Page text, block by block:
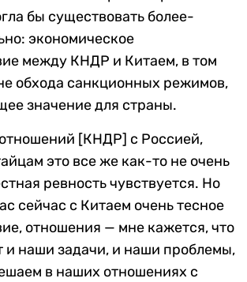
бы существовать более-
экономическое
между КНДР и Китаем, в том
обхода санкционных режимов,
значение для страны.
[КНДР] с Россией,
это все же как-то не очень
ревность чувствуется. Но
сейчас с Китаем очень тесное
отношения — мне кажется, что
и наши задачи, и наши проблемы,
в наших отношениях с